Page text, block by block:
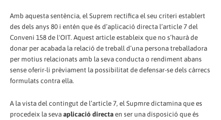
Amb aquesta sentència, el Suprem rectifica el seu criteri establert
des dels anys 80 i entén que és d’aplicació directa l’article 7 del
Conveni 158 de l'OIT. Aquest article estableix que no s’haurà de
donar per acabada la relació de treball d’una persona treballadora
per motius relacionats amb la seva conducta o rendiment abans
sense oferir-li prèviament la possibilitat de defensar-se dels càrrecs
formulats contra ella.
A la vista del contingut de l’article 7, el Supmre dictamina que es
procedeix la sevaaplicació directaen ser una disposició que és